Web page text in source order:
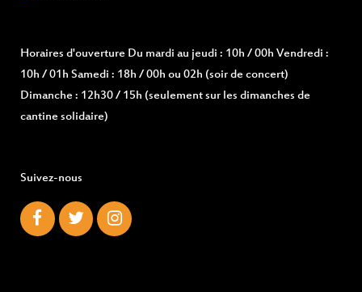
Horaires d'ouverture Du mardi au jeudi : 10h / 00h Vendredi :
10h / 01h Samedi : 18h / 00h ou 02h (soir de concert)
Dimanche : 12h30 / 15h (seulement sur les dimanches de
cantine solidaire)
Suivez-nous